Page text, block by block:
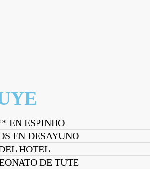
EN ESPINHO
EN DESAYUNO
HOTEL
DE TUTE